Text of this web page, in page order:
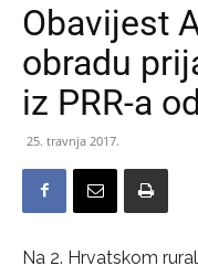
Obavijest
obradu
iz PRR-a
25. travnja 2017.
Na 2. Hrvatskom